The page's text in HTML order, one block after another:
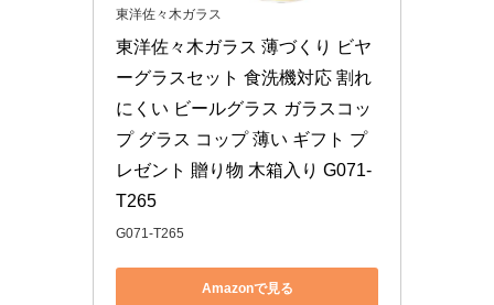
東洋佐々木ガラス
東洋佐々木ガラス 薄づくり ビヤ
ーグラスセット 食洗機対応 割れ
にくい ビールグラス ガラスコッ
プ グラス コップ 薄い ギフト プ
レゼント 贈り物 木箱入り G071-
T265
G071-T265
Amazonで見る